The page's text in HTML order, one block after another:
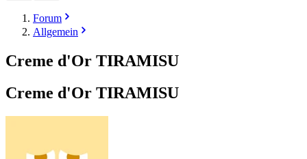
Forum
Allgemein
Creme d'Or TIRAMISU
Creme d'Or TIRAMISU